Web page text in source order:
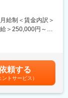
発展に貢献できる
心のため、お客
OJTで先輩社員と
での大型顧客獲
普及が見込まれ
ます。
～最短1ヶ月)。
進めていただき
給制＜賃金内訳＞
＞250,000円～
(月額)は固定手当を
頼する
ントサービス）